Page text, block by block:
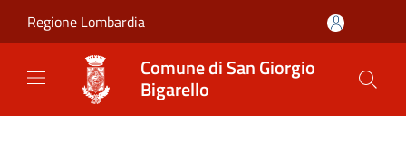
Regione Lombardia
Comune di San Giorgio
Bigarello